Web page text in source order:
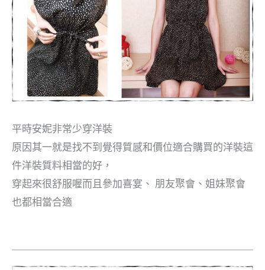
平時安妮非常少穿洋裝
原因其一就是找不到覺得質感和價位適合購買的洋裝這
件洋裝質料相當的好，
穿起來很舒服喔而且參加喜宴、 朋友聚會、姐妹聚會
也都相當合適